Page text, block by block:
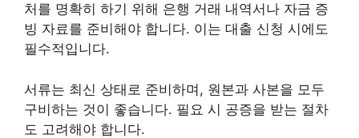
처를 명확히 하기 위해 은행 거래 내역서나 자금 증
빙 자료를 준비해야 합니다. 이는 대출 신청 시에도
필수적입니다.
서류는 최신 상태로 준비하며, 원본과 사본을 모두
구비하는 것이 좋습니다. 필요 시 공증을 받는 절차
도 고려해야 합니다.